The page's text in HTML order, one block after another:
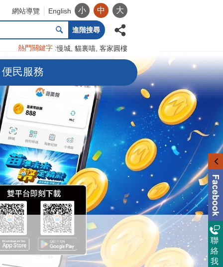
網站導覽 English 小 中 大
進階搜尋
熱門關鍵字 慢城 貓裏喵 客家圓樓
便民服務
聯
絡
我